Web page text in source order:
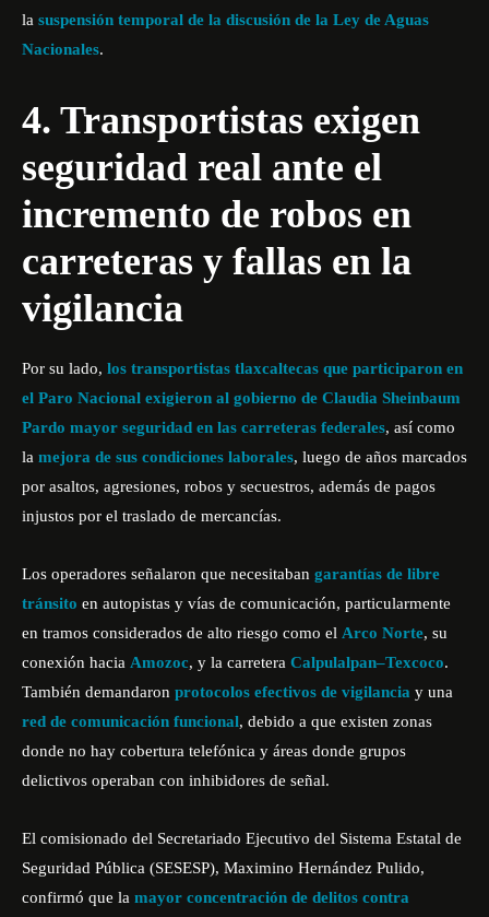
la suspensión temporal de la discusión de la Ley de Aguas
Nacionales.
4. Transportistas exigen
seguridad real ante el
incremento de robos en
carreteras y fallas en la
vigilancia
Por su lado, los transportistas tlaxcaltecas que participaron en
el Paro Nacional exigieron al gobierno de Claudia Sheinbaum
Pardo mayor seguridad en las carreteras federales, así como
la mejora de sus condiciones laborales, luego de años marcados
por asaltos, agresiones, robos y secuestros, además de pagos
injustos por el traslado de mercancías.
Los operadores señalaron que necesitaban garantías de libre
tránsito en autopistas y vías de comunicación, particularmente
en tramos considerados de alto riesgo como el Arco Norte, su
conexión hacia Amozoc, y la carretera Calpulalpan–Texcoco.
También demandaron protocolos efectivos de vigilancia y una
red de comunicación funcional, debido a que existen zonas
donde no hay cobertura telefónica y áreas donde grupos
delictivos operaban con inhibidores de señal.
El comisionado del Secretariado Ejecutivo del Sistema Estatal de
Seguridad Pública (SESESP), Maximino Hernández Pulido,
confirmó que la mayor concentración de delitos contra